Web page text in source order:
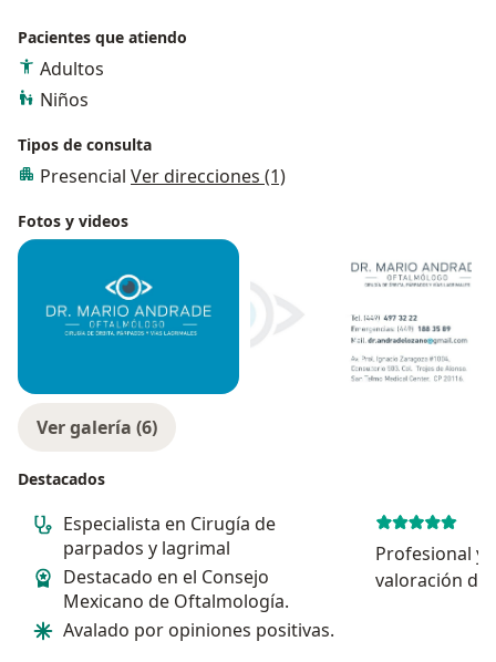
Pacientes que atiendo
Adultos
Niños
Tipos de consulta
Presencial Ver direcciones (1)
Fotos y videos
Ver galería (6)
Destacados
Especialista en Cirugía de
parpados y lagrimal
Destacado en el Consejo
Mexicano de Oftalmología.
Avalado por opiniones positivas.
Profesional y
valoración de